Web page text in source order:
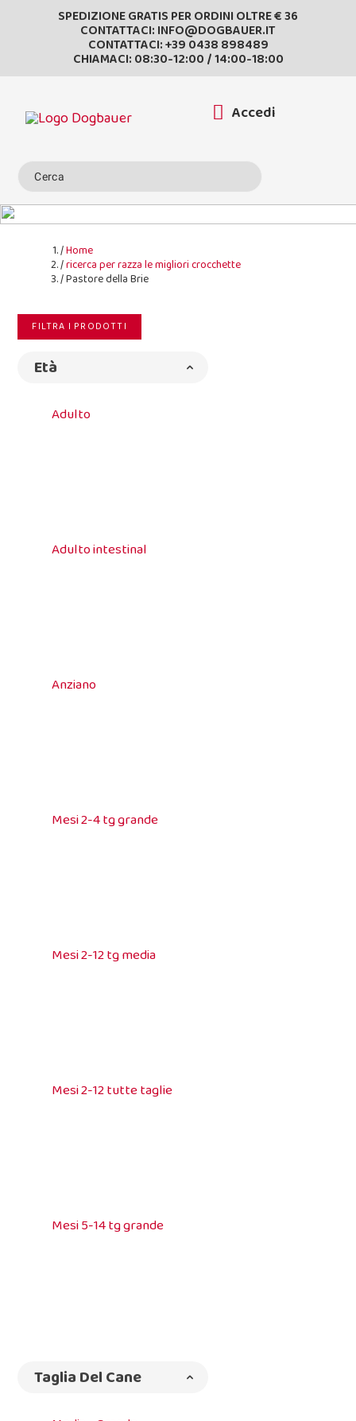
SPEDIZIONE GRATIS PER ORDINI OLTRE € 36
CONTATTACI: INFO@DOGBAUER.IT
CONTATTACI:+39 0438 898489
CHIAMACI: 08:30-12:00 / 14:00-18:00
Accedi
Home
ricerca per razza le migliori crocchette
Pastore della Brie
FILTRA I PRODOTTI
Età
Adulto
Adulto intestinal
Anziano
Mesi 2-4 tg grande
Mesi 2-12 tg media
Mesi 2-12 tutte taglie
Mesi 5-14 tg grande
Taglia Del Cane